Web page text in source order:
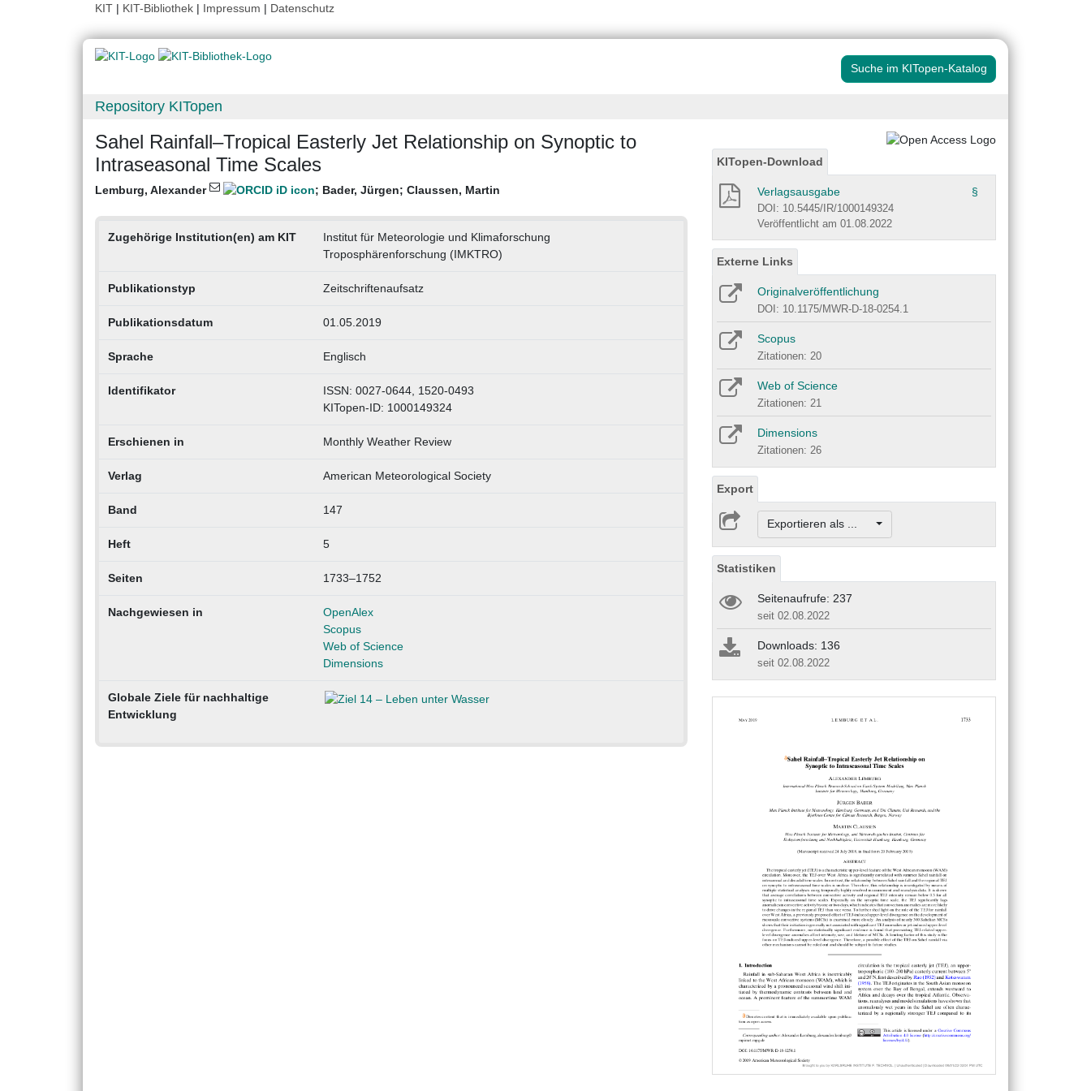
KIT | KIT-Bibliothek | Impressum | Datenschutz
Suche im KITopen-Katalog
Repository KITopen
Sahel Rainfall–Tropical Easterly Jet Relationship on Synoptic to
Intraseasonal Time Scales
Lemburg, Alexander ; Bader, Jürgen; Claussen, Martin
Zugehörige Institution(en) am KIT
Institut für Meteorologie und Klimaforschung
Troposphärenforschung (IMKTRO)
Publikationstyp Zeitschriftenaufsatz
Publikationsdatum 01.05.2019
Sprache Englisch
Identifikator
ISSN: 0027-0644, 1520-0493
KITopen-ID: 1000149324
Erschienen in Monthly Weather Review
Verlag American Meteorological Society
Band 147
Heft 5
Seiten 1733–1752
Nachgewiesen in
OpenAlex
Scopus
Web of Science
Dimensions
Globale Ziele für nachhaltige
Entwicklung
KITopen-Download
Verlagsausgabe §
DOI: 10.5445/IR/1000149324
Veröffentlicht am 01.08.2022
Externe Links
Originalveröffentlichung
DOI: 10.1175/MWR-D-18-0254.1
Scopus
Zitationen: 20
Web of Science
Zitationen: 21
Dimensions
Zitationen: 26
Export
Exportieren als ...
Statistiken
Seitenaufrufe: 237
seit 02.08.2022
Downloads: 136
seit 02.08.2022